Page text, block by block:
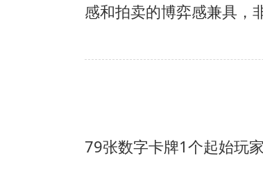
感和拍卖的博弈感兼具，
79张数字卡牌1个起始玩